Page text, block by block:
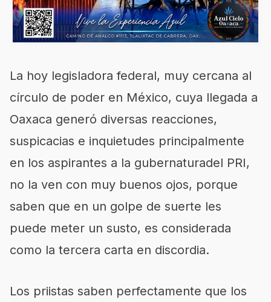
La hoy legisladora federal, muy cercana al
círculo de poder en México, cuya llegada a
Oaxaca generó diversas reacciones,
suspicacias e inquietudes principalmente
en los aspirantes a la gubernaturadel PRI,
no la ven con muy buenos ojos, porque
saben que en un golpe de suerte les
puede meter un susto, es considerada
como la tercera carta en discordia.
Los priistas saben perfectamente que los